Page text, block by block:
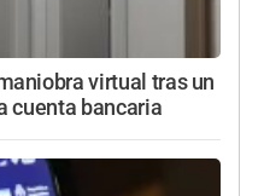
virtual tras un
cuenta bancaria